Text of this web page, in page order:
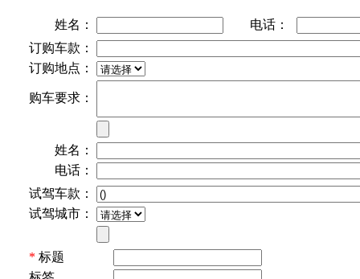
姓名：
电话：
订购车款：
订购地点：
购车要求：
姓名：
电话：
试驾车款：
试驾城市：
* 标题